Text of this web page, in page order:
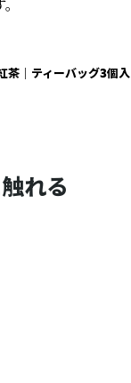
茶 ｜ ティーバッグ3個入
れる